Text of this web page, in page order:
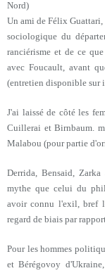
Nord)
Un ami de Félix
sociologique du
ranciérisme et de ce
avec Foucault, avant
(entretien disponible sur
J'ai laissé de côté les
Cuillerai et Birnbaum.
Malabou (pour partie
Derrida, Bensaid,
mythe que celui du
avoir connu l'exil, bref
regard de biais par
Pour les hommes
et Bérégovoy